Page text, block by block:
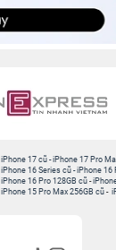
iPhone 17 cũ -iPhone 17 Pro
iPhone 16 Series cũ - iPhone 16
iPhone 16 Pro 128GB cũ -
iPhone 15 Pro Max 256GB cũ -